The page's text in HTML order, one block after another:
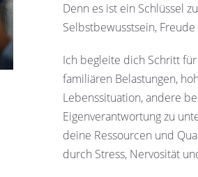
Denn es ist ein Schlüssel
Selbstbewusstsein,
Ich begleite dich Schritt
familiären Belastungen,
Lebenssituation, andere
Eigenverantwortung zu
deine Ressourcen und
durch Stress, Nervosität